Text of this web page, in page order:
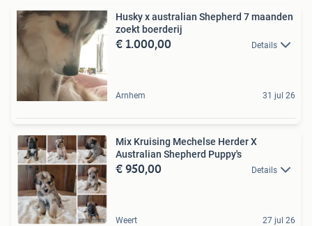
Husky x australian Shepherd 7 maanden
zoekt boerderij
€ 1.000,00 Details
Arnhem 31 jul 26
Mix Kruising Mechelse Herder X
Australian Shepherd Puppy's
€ 950,00 Details
Weert 27 jul 26